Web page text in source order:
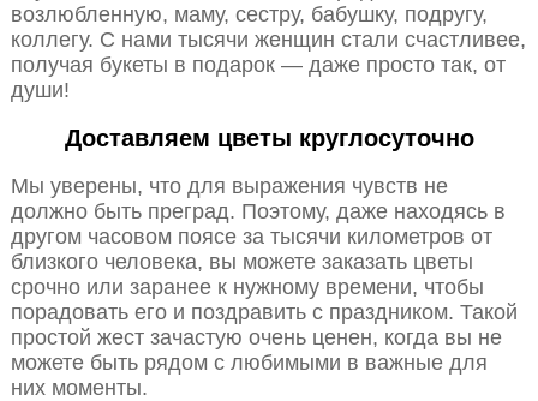
возлюбленную, маму, сестру, бабушку, подругу,
коллегу. С нами тысячи женщин стали счастливее,
получая букеты в подарок — даже просто так, от
души!
Доставляем цветы круглосуточно
Мы уверены, что для выражения чувств не
должно быть преград. Поэтому, даже находясь в
другом часовом поясе за тысячи километров от
близкого человека, вы можете заказать цветы
срочно или заранее к нужному времени, чтобы
порадовать его и поздравить с праздником. Такой
простой жест зачастую очень ценен, когда вы не
можете быть рядом с любимыми в важные для
них моменты.